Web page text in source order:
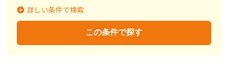
募集状況
不妊去勢手術
詳しい条件で検索
この条件で探す